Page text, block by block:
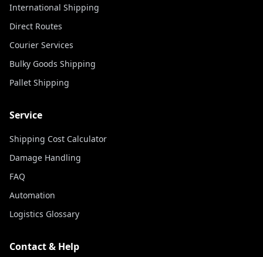
International Shipping
Direct Routes
Courier Services
Bulky Goods Shipping
Pallet Shipping
Service
Shipping Cost Calculator
Damage Handling
FAQ
Automation
Logistics Glossary
Contact & Help